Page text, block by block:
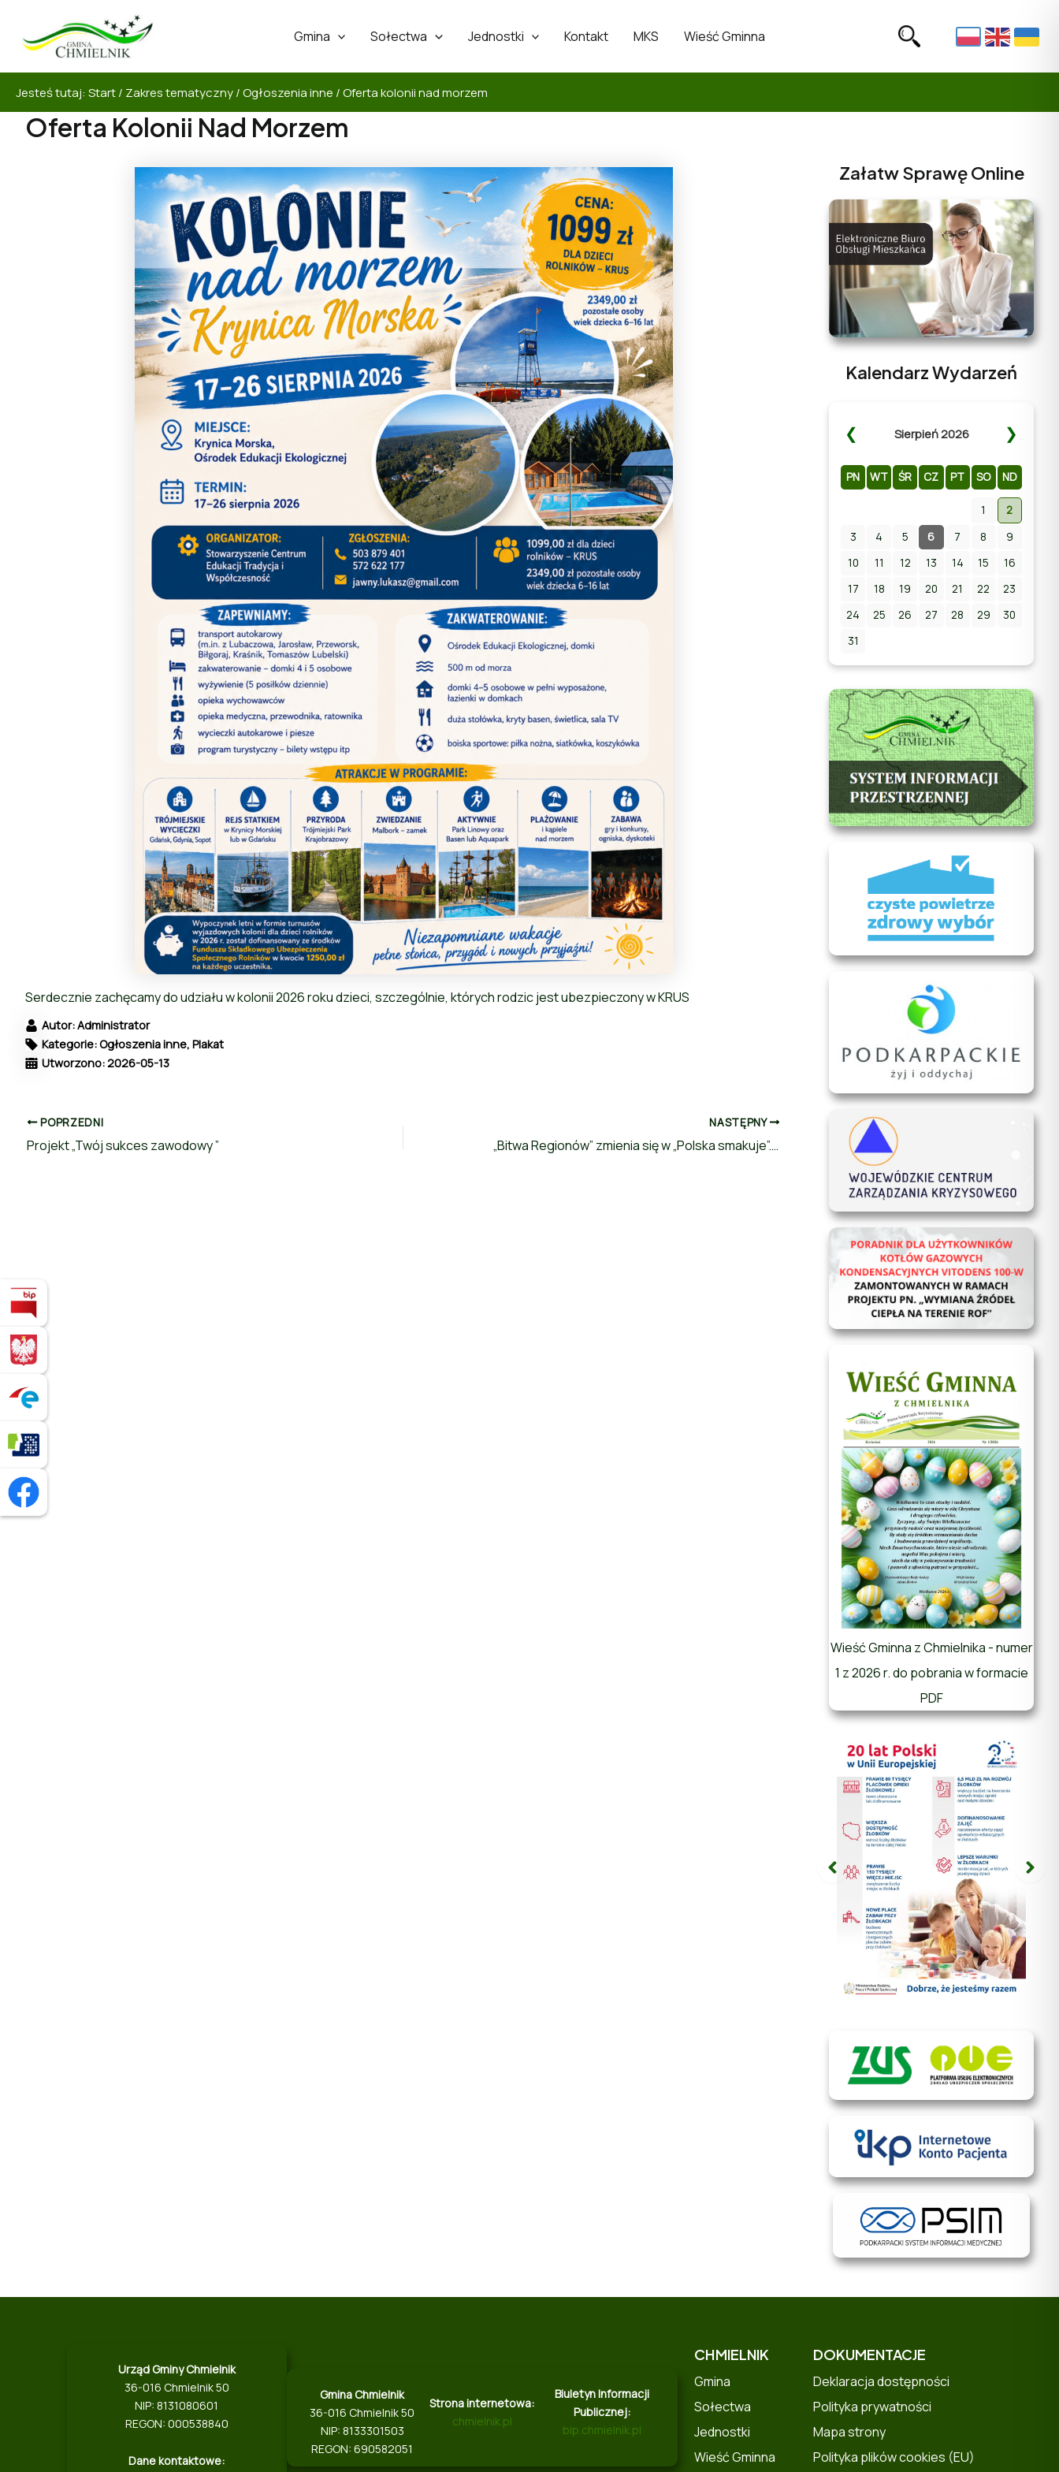
Gmina Sołectwa Jednostki Kontakt MKS Wieść Gminna
Jesteś tutaj: Start/ Zakres tematyczny/Ogłoszenia inne /Oferta kolonii nad morzem
Oferta Kolonii Nad Morzem
Serdecznie zachęcamy do udziału w kolonii 2026 roku dzieci, szczególnie, których rodzic jest ubezpieczony w KRUS
Autor: Administrator
Kategorie: Ogłoszenia inne, Plakat
Utworzono: 2026-05-13
POPRZEDNI
Projekt „Twój sukces zawodowy ”
NASTĘPNY
„Bitwa Regionów” zmienia się w „Polska smakuje”. Kulinarna batalia w nowej odsłonie
Załatw Sprawę Online
Kalendarz Wydarzeń
❮ Sierpień 2026 ❯
PN WT ŚR CZ PT SO ND
1
2
Zapraszamy na Letni
Pokaz Filmowy na
stadionie w Chmielniku!
3 4 5 6 7 8
9
10
11 12 13 14 15
16
17
18 19 20 21 22
23
24
25 26 27 28 29
30
31
Wieść Gminna z Chmielnika - numer
1 z 2026 r. do pobrania w formacie
PDF
Urząd Gminy Chmielnik
36-016 Chmielnik 50
NIP: 8131080601
REGON: 000538840
Dane kontaktowe:
Gmina Chmielnik
36-016 Chmielnik 50
NIP: 8133301503
REGON: 690582051
Strona internetowa:
chmielnik.pl
Biuletyn Informacji
Publicznej:
bip.chmielnik.pl
CHMIELNIK
Gmina
Sołectwa
Jednostki
Wieść Gminna
DOKUMENTACJE
Deklaracja dostępności
Polityka prywatności
Mapa strony
Polityka plików cookies (EU)